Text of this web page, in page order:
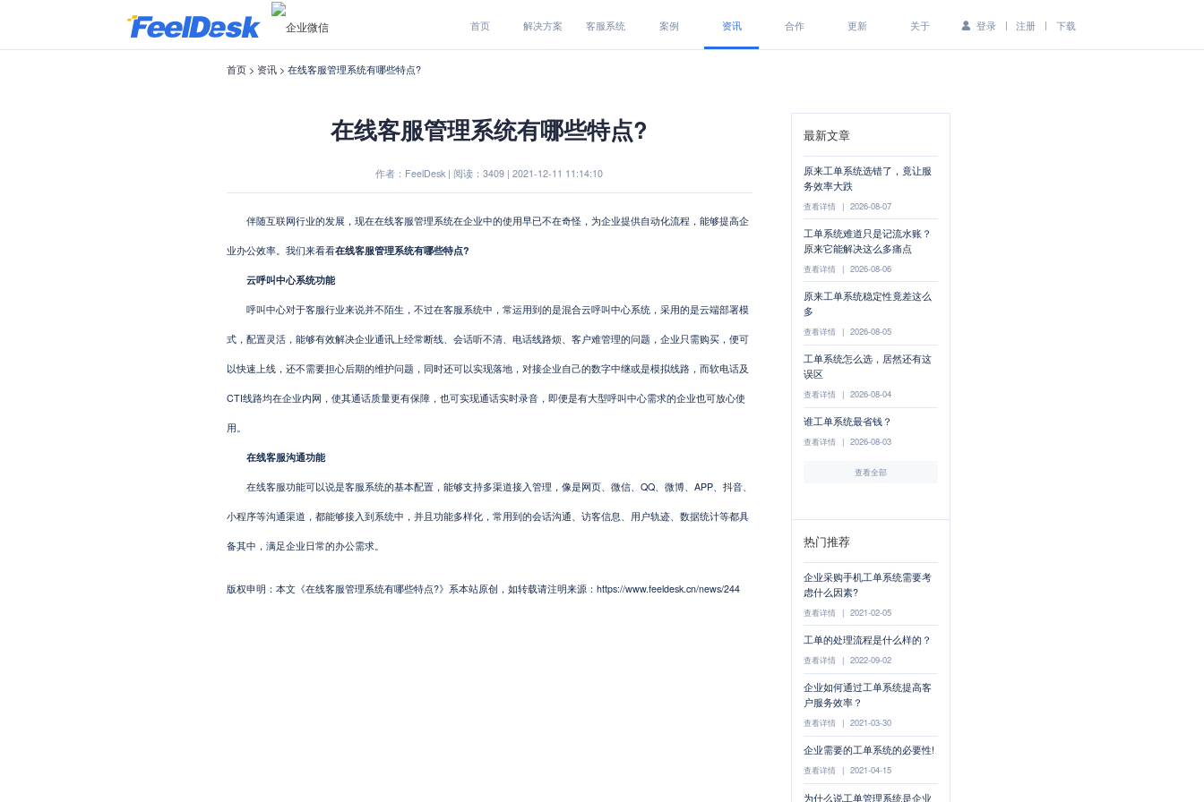
首页 解决方案 客服系统 案例 资讯 合作 更新 关于 登录 | 注册 | 下载
首页> 资讯> 在线客服管理系统有哪些特点?
在线客服管理系统有哪些特点?
作者：FeelDesk | 阅读：3409 | 2021-12-11 11:14:10
伴随互联网行业的发展，现在在线客服管理系统在企业中的使用早已不在奇怪，为企业提供自动化流程，能够提高企
业办公效率。我们来看看在线客服管理系统有哪些特点?
云呼叫中心系统功能
呼叫中心对于客服行业来说并不陌生，不过在客服系统中，常运用到的是混合云呼叫中心系统，采用的是云端部署模
式，配置灵活，能够有效解决企业通讯上经常断线、会话听不清、电话线路烦、客户难管理的问题，企业只需购买，便可
以快速上线，还不需要担心后期的维护问题，同时还可以实现落地，对接企业自己的数字中继或是模拟线路，而软电话及
CTI线路均在企业内网，使其通话质量更有保障，也可实现通话实时录音，即便是有大型呼叫中心需求的企业也可放心使
用。
在线客服沟通功能
在线客服功能可以说是客服系统的基本配置，能够支持多渠道接入管理，像是网页、微信、QQ、微博、APP、抖音、
小程序等沟通渠道，都能够接入到系统中，并且功能多样化，常用到的会话沟通、访客信息、用户轨迹、数据统计等都具
备其中，满足企业日常的办公需求。
版权申明：本文《在线客服管理系统有哪些特点?》系本站原创，如转载请注明来源：https://www.feeldesk.cn/news/244
最新文章
原来工单系统选错了，竟让服
务效率大跌
查看详情 | 2026-08-07
工单系统难道只是记流水账？
原来它能解决这么多痛点
查看详情 | 2026-08-06
原来工单系统稳定性竟差这么
多
查看详情 | 2026-08-05
工单系统怎么选，居然还有这
误区
查看详情 | 2026-08-04
谁工单系统最省钱？
查看详情 | 2026-08-03
查看全部
热门推荐
企业采购手机工单系统需要考
虑什么因素?
查看详情 | 2021-02-05
工单的处理流程是什么样的？
查看详情 | 2022-09-02
企业如何通过工单系统提高客
户服务效率？
查看详情 | 2021-03-30
企业需要的工单系统的必要性!
查看详情 | 2021-04-15
为什么说工单管理系统是企业